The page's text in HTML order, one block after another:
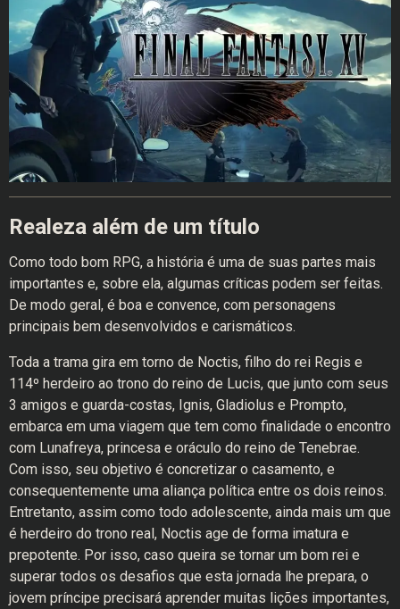
Realeza além de um título
Como todo bom RPG, a história é uma de suas partes mais
importantes e, sobre ela, algumas críticas podem ser feitas.
De modo geral, é boa e convence, com personagens
principais bem desenvolvidos e carismáticos.
Toda a trama gira em torno de Noctis, filho do rei Regis e
114º herdeiro ao trono do reino de Lucis, que junto com seus
3 amigos e guarda-costas, Ignis, Gladiolus e Prompto,
embarca em uma viagem que tem como finalidade o encontro
com Lunafreya, princesa e oráculo do reino de Tenebrae.
Com isso, seu objetivo é concretizar o casamento, e
consequentemente uma aliança política entre os dois reinos.
Entretanto, assim como todo adolescente, ainda mais um que
é herdeiro do trono real, Noctis age de forma imatura e
prepotente. Por isso, caso queira se tornar um bom rei e
superar todos os desafios que esta jornada lhe prepara, o
jovem príncipe precisará aprender muitas lições importantes,